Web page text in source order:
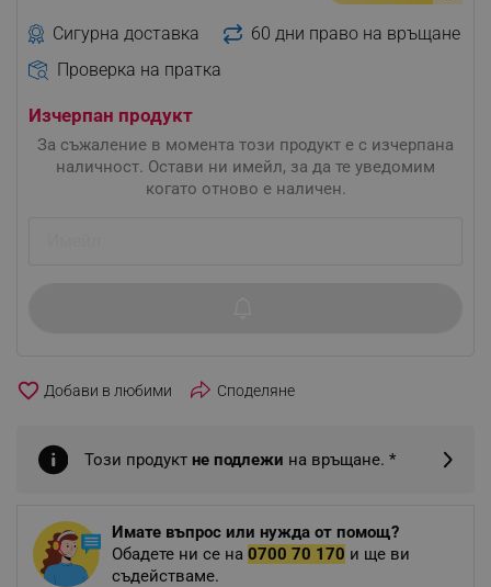
Сигурна доставка
60 дни право на връщане
Проверка на пратка
Изчерпан продукт
За съжаление в момента този продукт е с изчерпана
наличност. Остави ни имейл, за да те уведомим
когато отново е наличен.
favorite_border Споделяне
Този продукт не подлежи на връщане. *
Имате въпрос или нужда от помощ?
Обадете ни се на 0700 70 170 и ще ви
съдействаме.